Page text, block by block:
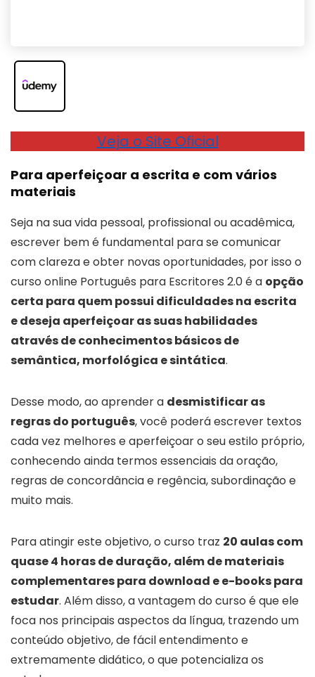
Veja o Site Oficial
Para aperfeiçoar a escrita e com vários
materiais
Seja na sua vida pessoal, profissional ou acadêmica,
escrever bem é fundamental para se comunicar
com clareza e obter novas oportunidades, por isso o
curso online Português para Escritores 2.0 é a opção
certa para quem possui dificuldades na escrita
e deseja aperfeiçoar as suas habilidades
através de conhecimentos básicos de
semântica, morfológica e sintática.
Desse modo, ao aprender a desmistificar as
regras do português, você poderá escrever textos
cada vez melhores e aperfeiçoar o seu estilo próprio,
conhecendo ainda termos essenciais da oração,
regras de concordância e regência, subordinação e
muito mais.
Para atingir este objetivo, o curso traz 20 aulas com
quase 4 horas de duração, além de materiais
complementares para download e e-books para
estudar. Além disso, a vantagem do curso é que ele
foca nos principais aspectos da língua, trazendo um
conteúdo objetivo, de fácil entendimento e
extremamente didático, o que potencializa os